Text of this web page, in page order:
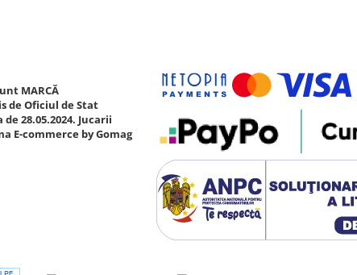
MARCĂ
de Oficiul de Stat
28.05.2024. Jucarii
E-commerce by Gomag